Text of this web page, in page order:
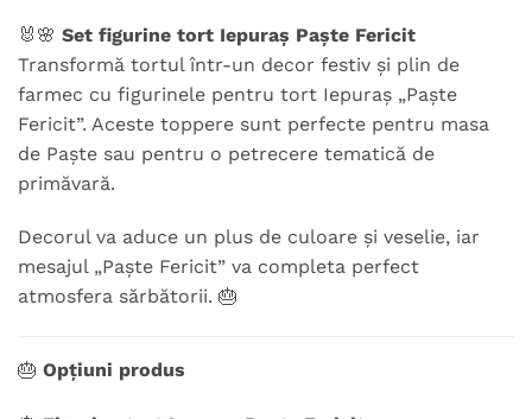
🐰🌸 Set figurine tort Iepuraș Paște Fericit
Transformă tortul într-un decor festiv și plin de
farmec cu figurinele pentru tort Iepuraș „Paște
Fericit”. Aceste toppere sunt perfecte pentru masa
de Paște sau pentru o petrecere tematică de
primăvară.
Decorul va aduce un plus de culoare și veselie, iar
mesajul „Paște Fericit” va completa perfect
atmosfera sărbătorii. 🎂
🎂 Opțiuni produs